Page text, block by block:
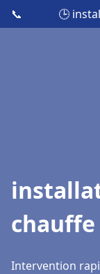
📞 🕒
chauffe
Intervention